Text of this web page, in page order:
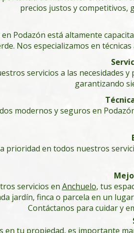
precios justos y competitivos,
Podazón está altamente
Nos especializamos en
servicios a las necesidades
garantizando
modernos y seguros en
prioridad en todos nuestros
servicios en Anchuelo, tus
jardín, finca o parcela en un
Contáctanos para cuidar y
en tu propiedad, es importante